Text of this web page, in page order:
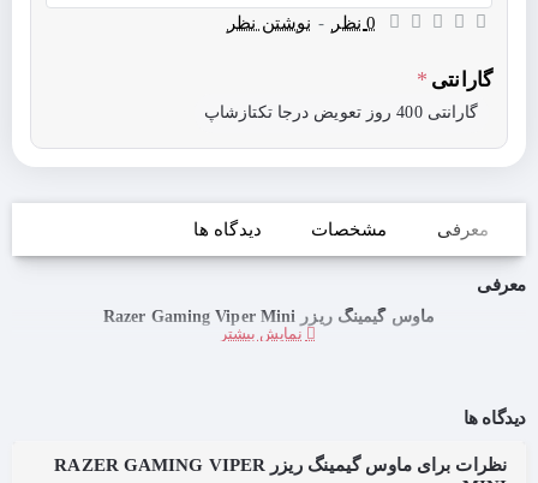
0 نظر - نوشتن نظر
گارانتی
گارانتی 400 روز تعویض درجا تکتازشاپ
معرفی مشخصات دیدگاه ها
معرفی
ماوس گیمینگ ریزر Razer Gaming Viper Mini
دیدگاه ها
نظرات برای ماوس گیمینگ ریزر RAZER GAMING VIPER